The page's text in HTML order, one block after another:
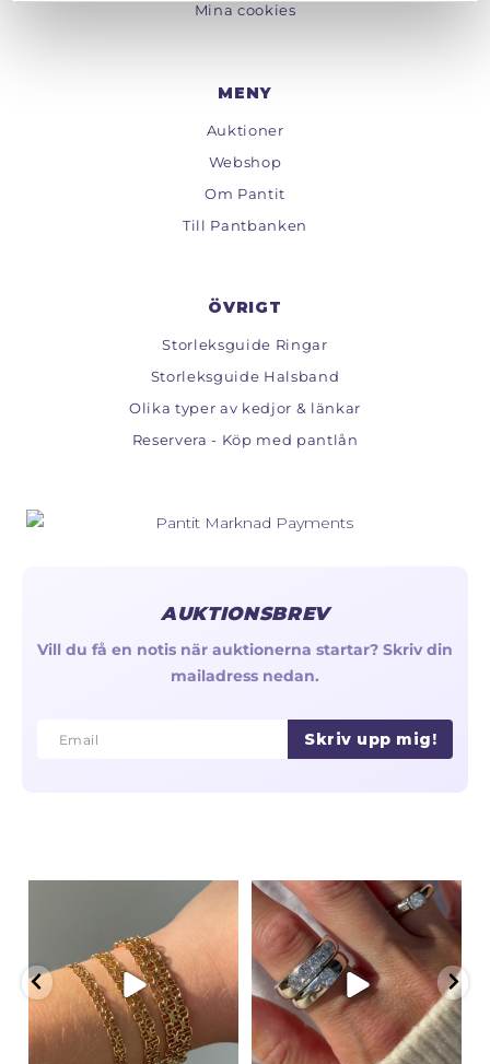
Mina cookies
MENY
Auktioner
Webshop
Om Pantit
Till Pantbanken
ÖVRIGT
Storleksguide Ringar
Storleksguide Halsband
Olika typer av kedjor & länkar
Reservera - Köp med pantlån
AUKTIONSBREV
Vill du få en notis när auktionerna startar? Skriv din
mailadress nedan.
Email
Email Skriv upp mig!